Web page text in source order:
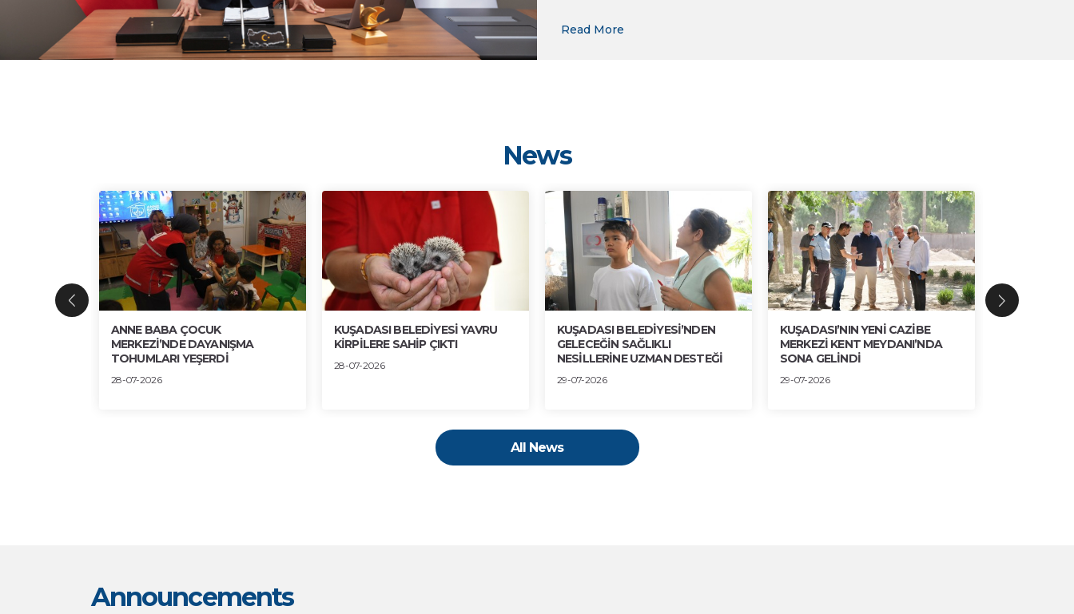
Read More
News
ANNE BABA ÇOCUK
MERKEZİ’NDE DAYANIŞMA
TOHUMLARI YEŞERDİ
28-07-2026
KUŞADASI BELEDİYESİ YAVRU
KİRPİLERE SAHİP ÇIKTI
28-07-2026
KUŞADASI BELEDİYESİ’NDEN
GELECEĞİN SAĞLIKLI
NESİLLERİNE UZMAN DESTEĞİ
29-07-2026
KUŞADASI’NIN YENİ CAZİBE
MERKEZİ KENT MEYDANI’NDA
SONA GELİNDİ
29-07-2026
All News
Announcements